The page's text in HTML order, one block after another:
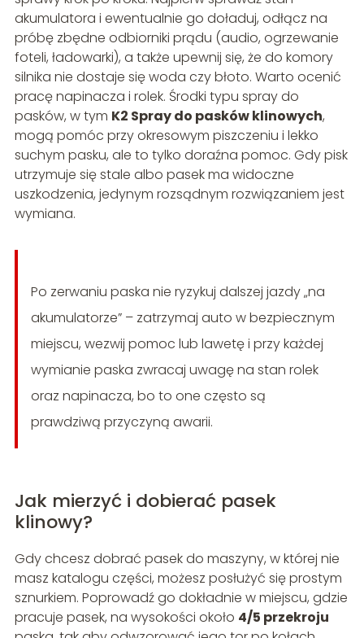
akumulatora i ewentualnie go doładuj, odłącz na
próbę zbędne odbiorniki prądu (audio, ogrzewanie
foteli, ładowarki), a także upewnij się, że do komory
silnika nie dostaje się woda czy błoto. Warto ocenić
pracę napinacza i rolek. Środki typu spray do
pasków, w tym K2 Spray do pasków klinowych,
mogą pomóc przy okresowym piszczeniu i lekko
suchym pasku, ale to tylko doraźna pomoc. Gdy pisk
utrzymuje się stale albo pasek ma widoczne
uszkodzenia, jedynym rozsądnym rozwiązaniem jest
wymiana.
Po zerwaniu paska nie ryzykuj dalszej jazdy „na
akumulatorze” – zatrzymaj auto w bezpiecznym
miejscu, wezwij pomoc lub lawetę i przy każdej
wymianie paska zwracaj uwagę na stan rolek
oraz napinacza, bo to one często są
prawdziwą przyczyną awarii.
Jak mierzyć i dobierać pasek
klinowy?
Gdy chcesz dobrać pasek do maszyny, w której nie
masz katalogu części, możesz posłużyć się prostym
sznurkiem. Poprowadź go dokładnie w miejscu, gdzie
pracuje pasek, na wysokości około 4/5 przekroju